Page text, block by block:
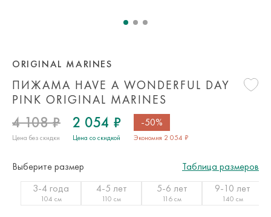
ПИЖАМА HAVE A WONDERFUL DAY
PINK ORIGINAL MARINES
ORIGINAL MARINES
4 108 ₽
Цена без скидки
2 054 ₽
Цена со скидкой
-50%
Экономия 2 054 ₽
Выберите размер
Таблица размеров
3-4 года
104 см
4-5 лет
110 см
5-6 лет
116 см
9-10 лет
140 см